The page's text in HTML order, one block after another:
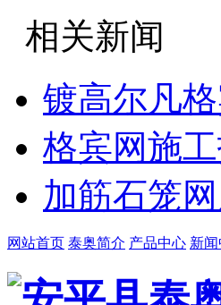
相关新闻
镀高尔凡
格宾网施
加筋石笼
网站首页 泰奥简介 产品中心 新